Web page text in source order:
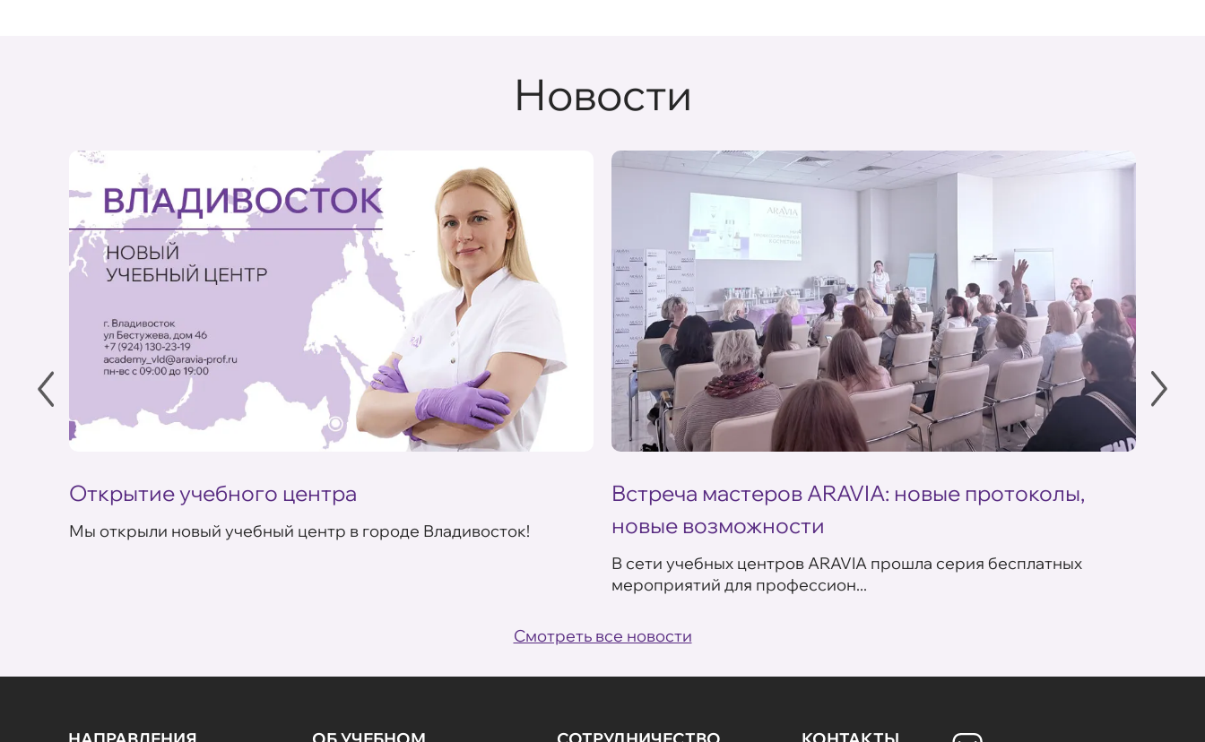
Новости
Открытие учебного центра
Мы открыли новый учебный центр в городе Владивосток!
Встреча мастеров ARAVIA: новые протоколы,
новые возможности
В сети учебных центров ARAVIA прошла серия бесплатных
мероприятий для профессион...
Смотреть все новости